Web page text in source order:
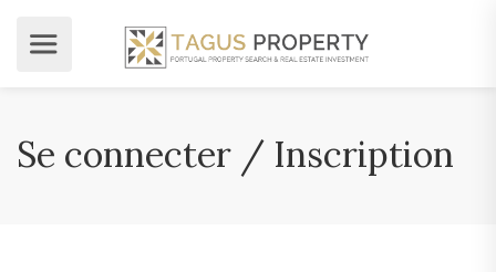
Se connecter / Inscription